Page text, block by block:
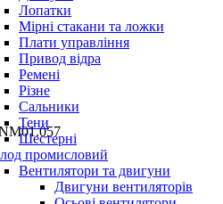
Лопатки
Мірні стакани та ложки
Плати управління
Привод відра
Ремені
Різне
Сальники
Тени
Шестерні
промисловий
Вентилятори та двигуни
Двигуни вентиляторів